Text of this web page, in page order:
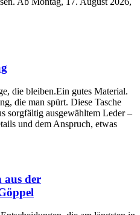
die bleiben.Ein gutes Material.
die man spürt. Diese Tasche
sorgfältig ausgewähltem Leder –
und dem Anspruch, etwas
aus der